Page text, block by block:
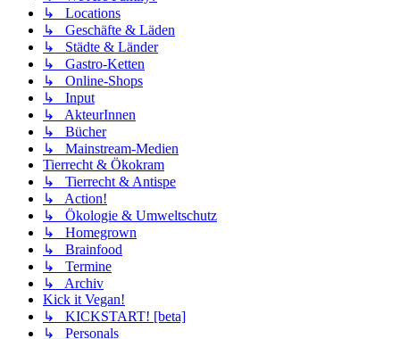
↳ Locations
↳ Geschäfte & Läden
↳ Städte & Länder
↳ Gastro-Ketten
↳ Online-Shops
↳ Input
↳ AkteurInnen
↳ Bücher
↳ Mainstream-Medien
Tierrecht & Ökokram
↳ Tierrecht & Antispe
↳ Action!
↳ Ökologie & Umweltschutz
↳ Homegrown
↳ Brainfood
↳ Termine
↳ Archiv
Kick it Vegan!
↳ KICKSTART! [beta]
↳ Personals